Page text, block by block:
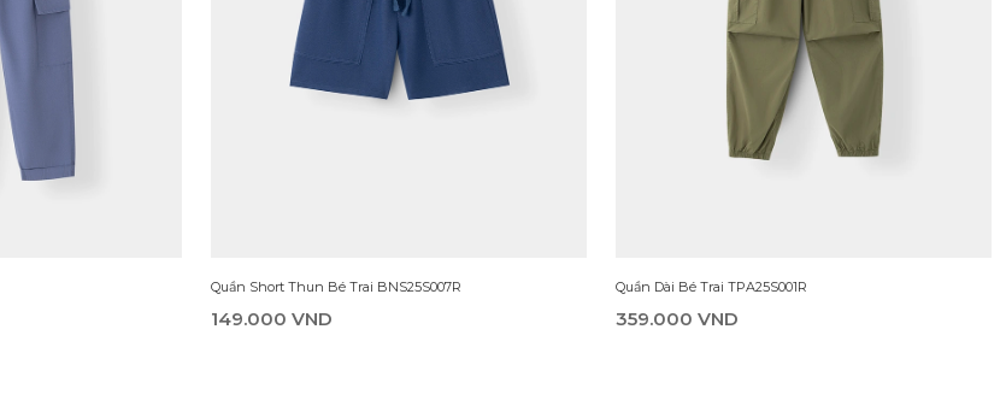
Quần Short Thun Bé Trai BNS25S007R
149.000 VND
Quần Dài Bé Trai TPA25S001R
359.000 VND